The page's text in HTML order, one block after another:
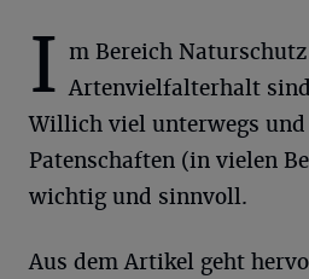
I m Bereich
Artenvielfalterhalt
Willich viel unterwegs
Patenschaften (in vielen
wichtig und sinnvoll.
Aus dem Artikel geht